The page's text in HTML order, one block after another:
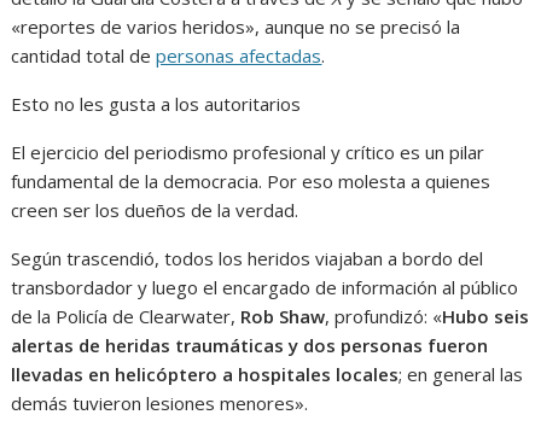
«reportes de varios heridos», aunque no se precisó la
cantidad total depersonas afectadas.
Esto no les gusta a los autoritarios
El ejercicio del periodismo profesional y crítico es un pilar
fundamental de la democracia. Por eso molesta a quienes
creen ser los dueños de la verdad.
Según trascendió, todos los heridos viajaban a bordo del
transbordador y luego el encargado de información al público
de la Policía de Clearwater, Rob Shaw, profundizó: «Hubo seis
alertas de heridas traumáticas y dos personas fueron
llevadas en helicóptero a hospitales locales; en general las
demás tuvieron lesiones menores».